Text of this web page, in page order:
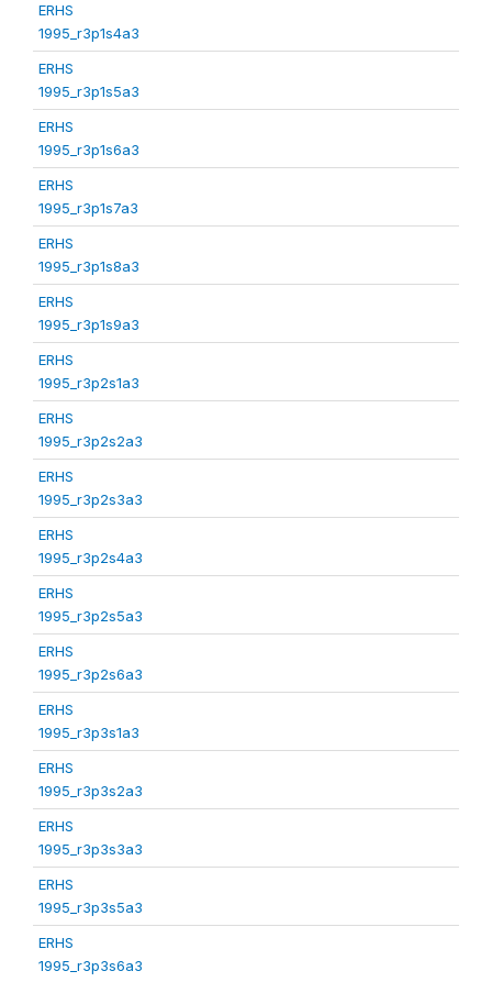
ERHS
1995_r3p1s4a3
ERHS
1995_r3p1s5a3
ERHS
1995_r3p1s6a3
ERHS
1995_r3p1s7a3
ERHS
1995_r3p1s8a3
ERHS
1995_r3p1s9a3
ERHS
1995_r3p2s1a3
ERHS
1995_r3p2s2a3
ERHS
1995_r3p2s3a3
ERHS
1995_r3p2s4a3
ERHS
1995_r3p2s5a3
ERHS
1995_r3p2s6a3
ERHS
1995_r3p3s1a3
ERHS
1995_r3p3s2a3
ERHS
1995_r3p3s3a3
ERHS
1995_r3p3s5a3
ERHS
1995_r3p3s6a3